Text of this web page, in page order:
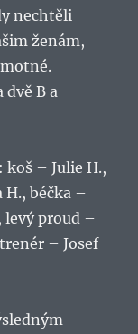
nechtěli
ženám,
B a
koš – Julie H.,
H., béčka –
levý proud –
– Josef